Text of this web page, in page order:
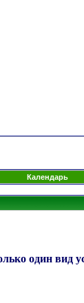
Календарь
один вид